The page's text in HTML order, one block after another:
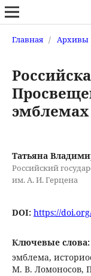
Главная / Архивы
эмблемах
Татьяна
Российский
им. А. И. Герцена
DOI: https://
Ключевые слова:
эмблема,
М. В. Ломоносов,